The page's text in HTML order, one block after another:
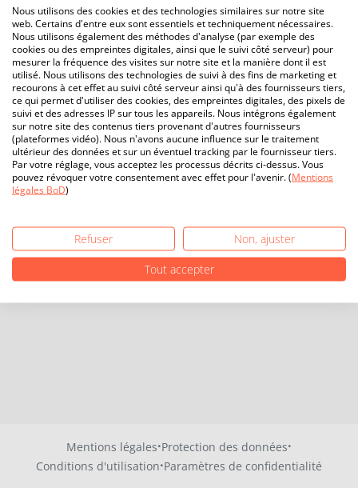
Mentions légales·Protection des données·
Conditions d'utilisation·Paramètres de confidentialité
Nous utilisons des cookies et des technologies similaires sur notre site
web. Certains d'entre eux sont essentiels et techniquement nécessaires.
Nous utilisons également des méthodes d'analyse (par exemple des
cookies ou des empreintes digitales, ainsi que le suivi côté serveur) pour
mesurer la fréquence des visites sur notre site et la manière dont il est
utilisé. Nous utilisons des technologies de suivi à des fins de marketing et
recourons à cet effet au suivi côté serveur ainsi qu'à des fournisseurs tiers,
ce qui permet d'utiliser des cookies, des empreintes digitales, des pixels de
suivi et des adresses IP sur tous les appareils. Nous intégrons également
sur notre site des contenus tiers provenant d'autres fournisseurs
(plateformes vidéo). Nous n'avons aucune influence sur le traitement
ultérieur des données et sur un éventuel tracking par le fournisseur tiers.
Par votre réglage, vous acceptez les processus décrits ci-dessus. Vous
pouvez révoquer votre consentement avec effet pour l'avenir. (Mentions
légales BoD)
Refuser
Non, ajuster
Tout accepter